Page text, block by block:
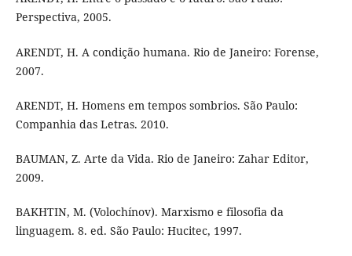
Perspectiva, 2005.
ARENDT, H. A condição humana. Rio de Janeiro: Forense,
2007.
ARENDT, H. Homens em tempos sombrios. São Paulo:
Companhia das Letras. 2010.
BAUMAN, Z. Arte da Vida. Rio de Janeiro: Zahar Editor,
2009.
BAKHTIN, M. (Volochínov). Marxismo e filosofia da
linguagem. 8. ed. São Paulo: Hucitec, 1997.